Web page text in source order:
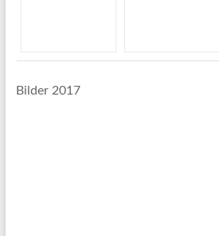
Bilder 2017